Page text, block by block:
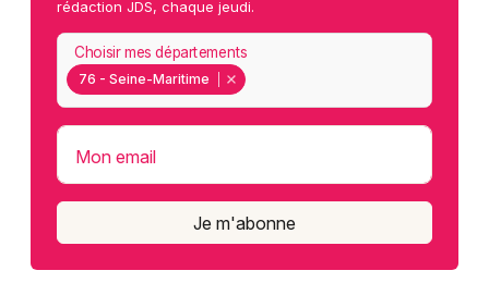
rédaction JDS, chaque jeudi.
76 - Seine-Maritime
Choisir mes départements
Mon email
Je m'abonne